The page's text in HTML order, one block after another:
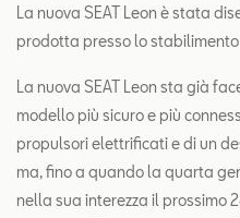
La nuova SEAT Leon è stata
prodotta presso lo stabilimento
La nuova SEAT Leon sta già
modello più sicuro e più
propulsori elettrificati e di un
ma, fino a quando la quarta
nella sua interezza il prossimo